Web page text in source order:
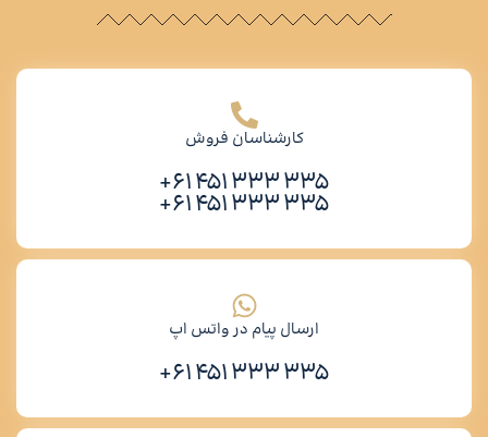
ارسال پیام در واتس اپ
کارشناسان فروش